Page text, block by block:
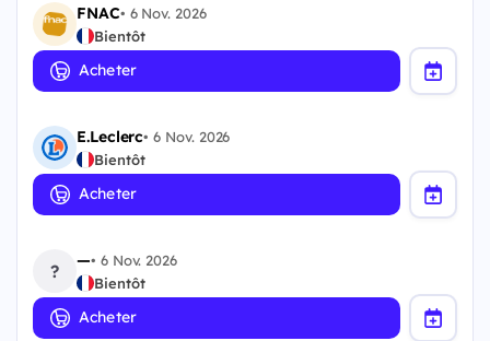
FNAC• 6 Nov. 2026
Bientôt
Acheter
E.Leclerc•6 Nov. 2026
Bientôt
Acheter
?
—• 6 Nov. 2026
Bientôt
Acheter